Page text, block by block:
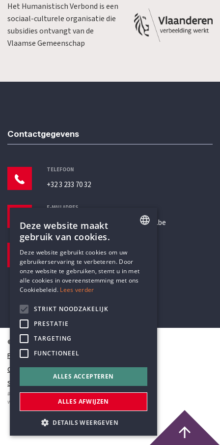
Het Humanistisch Verbond is een
sociaal-culturele organisatie die
subsidies ontvangt van de
Vlaamse Gemeenschap
Contactgegevens
TELEFOON
+32 3 233 70 32
E-MAILADRES
secretariaat@humanistischverbond.be
Pottenbrug 4
Antwerpen, 2000
© Humanistisch Verbond 2026
Privacy
Cookiestatement
Sitemap
#codedwithlove byCodelines
webapplicaties
mobiele apps&maatwerk websites
DUTCH
Deze website maakt
gebruik van cookies.
Deze website gebruikt cookies om uw
gebruikerservaring te verbeteren. Door
onze website te gebruiken, stemt u in met
alle cookies in overeenstemming met ons
Cookiebeleid. Lees verder
STRIKT NOODZAKELIJK
PRESTATIE
TARGETING
FUNCTIONEEL
ALLES ACCEPTEREN
ALLES AFWIJZEN
DETAILS WEERGEVEN